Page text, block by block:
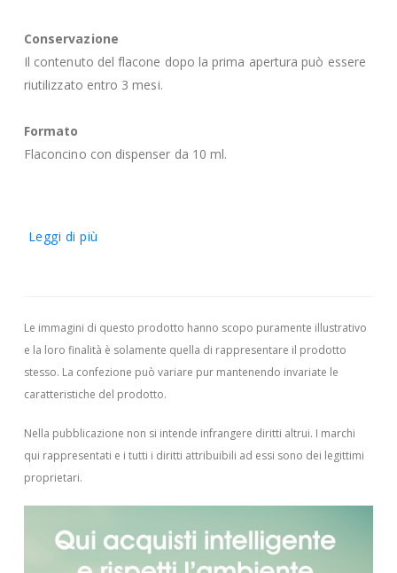
Conservazione
Il contenuto del flacone dopo la prima apertura può essere
riutilizzato entro 3 mesi.
Formato
Flaconcino con dispenser da 10 ml.
Leggi di più
Le immagini di questo prodotto hanno scopo puramente illustrativo
e la loro finalità è solamente quella di rappresentare il prodotto
stesso. La confezione può variare pur mantenendo invariate le
caratteristiche del prodotto.
Nella pubblicazione non si intende infrangere diritti altrui. I marchi
qui rappresentati e i tutti i diritti attribuibili ad essi sono dei legittimi
proprietari.